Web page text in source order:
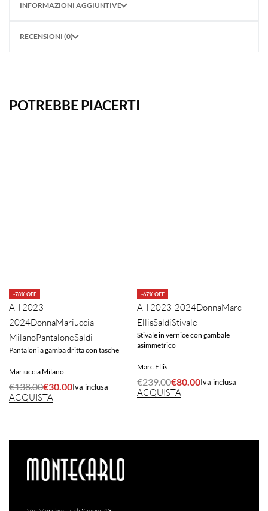
INFORMAZIONI AGGIUNTIVE
RECENSIONI (0)
POTREBBE PIACERTI
-78% OFF
A-I 2023-
2024DonnaMariuccia
MilanoPantaloneSaldi
Pantaloni a gamba dritta con tasche
Mariuccia Milano
€138.00€30.00Iva inclusa
ACQUISTA
-67% OFF
A-I 2023-2024DonnaMarc
EllisSaldiStivale
Stivale in vernice con gambale
asimmetrico
Marc Ellis
€239.00€80.00Iva inclusa
ACQUISTA